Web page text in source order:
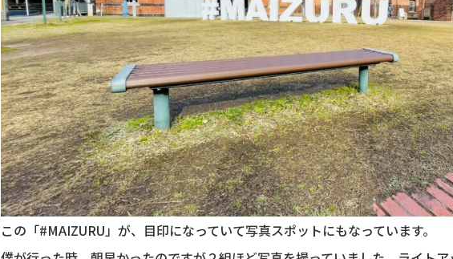
この「#MAIZURU」が、目印になっていて写真スポットにもなっています。